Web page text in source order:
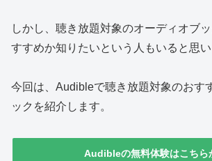
しかし、聴き放題対象のオーディオブ
すすめか知りたいという人もいると思い
今回は、Audibleで聴き放題対象のおす
ックを紹介します。
Audibleの無料体験はこちら